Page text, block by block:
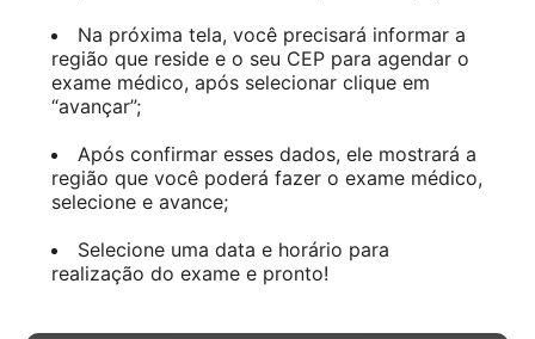
Na próxima tela, você precisará informar a
região que reside e o seu CEP para agendar o
exame médico, após selecionar clique em
“avançar”;
Após confirmar esses dados, ele mostrará a
região que você poderá fazer o exame médico,
selecione e avance;
Selecione uma data e horário para
realização do exame e pronto!